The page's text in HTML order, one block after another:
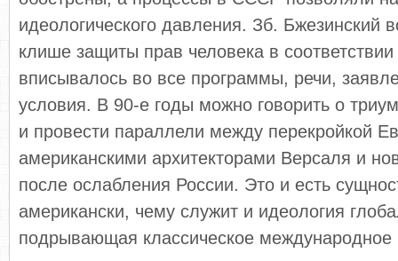
идеологического давления. Зб. Бжезинский
клише защиты прав человека в соответствии
вписывалось во все программы, речи,
условия. В 90-е годы можно говорить о
и провести параллели между перекройкой
американскими архитекторами Версаля и
после ослабления России. Это и есть
американски, чему служит и идеология
подрывающая классическое международное